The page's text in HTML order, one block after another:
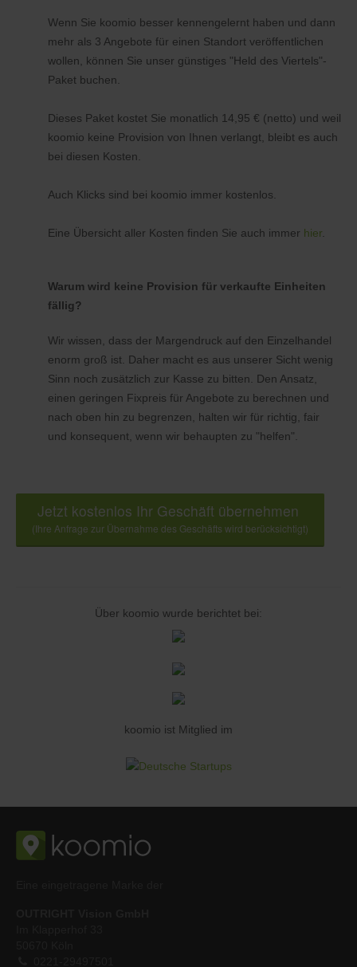
Wenn Sie koomio besser kennengelernt haben und dann
mehr als 3 Angebote für einen Standort veröffentlichen
wollen, können Sie unser günstiges "Held des Viertels"-
Paket buchen.
Dieses Paket kostet Sie monatlich 14,95 € (netto) und weil
koomio keine Provision von Ihnen verlangt, bleibt es auch
bei diesen Kosten.
Auch Klicks sind bei koomio immer kostenlos.
Eine Übersicht aller Kosten finden Sie auch immer hier.
Warum wird keine Provision für verkaufte Einheiten
fällig?
Wir wissen, dass der Margendruck auf den Einzelhandel
enorm groß ist. Daher macht es aus unserer Sicht wenig
Sinn noch zusätzlich zur Kasse zu bitten. Den Ansatz,
einen geringen Fixpreis für Angebote zu berechnen und
nach oben hin zu begrenzen, halten wir für richtig, fair
und konsequent, wenn wir behaupten zu "helfen".
Jetzt kostenlos Ihr Geschäft übernehmen
(Ihre Anfrage zur Übernahme des Geschäfts wird berücksichtigt)
Über koomio wurde berichtet bei:
koomio ist Mitglied im